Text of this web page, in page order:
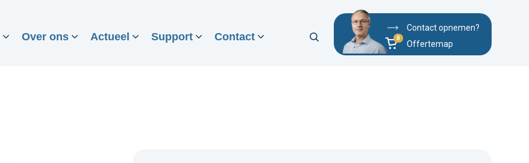
Over ons Actueel Support Contact
Contact opnemen?
Offertemap